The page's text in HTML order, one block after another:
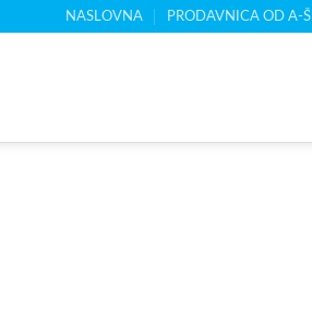
NASLOVNA PRODAVNICA OD A-Š